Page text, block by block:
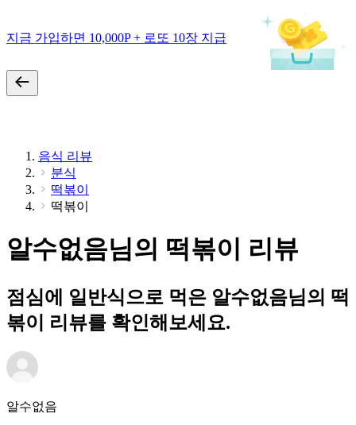
지금 가입하면 10,000P + 로또 10장 지급
음식 리뷰
분식
떡볶이
떡볶이
알수없음님의 떡볶이 리뷰
점심에 일반식으로 먹은 알수없음님의 떡
볶이 리뷰를 확인해보세요.
알수없음